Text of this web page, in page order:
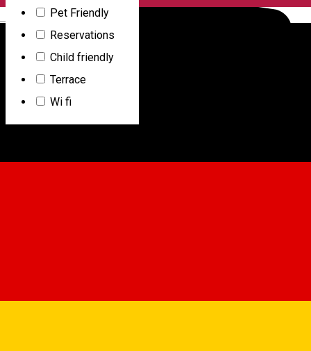
English
Pet Friendly
Reservations
Child friendly
Terrace
Wi fi